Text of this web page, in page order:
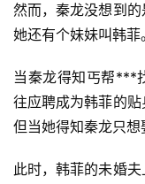
然而，秦龙没想到的
她还有个妹妹叫韩菲。
当秦龙得知丐帮***
往应聘成为韩菲的贴
但当她得知秦龙只想
此时，韩菲的未婚